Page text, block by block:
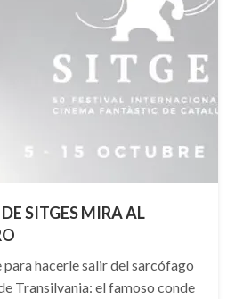
SITGES MIRA AL
hacerle salir del sarcófago
Transilvania: el famoso conde